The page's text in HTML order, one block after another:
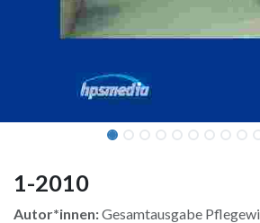
1-2010
Autor*innen:Gesamtausgabe